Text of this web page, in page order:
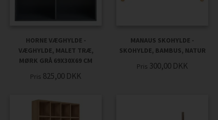
HORNE VÆGHYLDE -
VÆGHYLDE, MALET TRÆ,
MØRK GRÅ 69X30X69 CM
Pris 825,00 DKK
MANAUS SKOHYLDE -
SKOHYLDE, BAMBUS, NATUR
Pris 300,00 DKK